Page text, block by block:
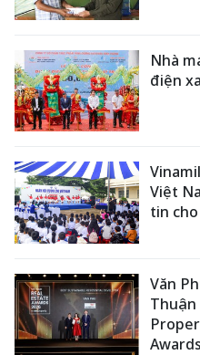
Nhà
điện
Việt
tin
Văn